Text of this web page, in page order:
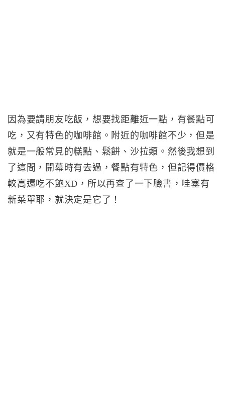
因為要請朋友吃飯，想要找距離近一點，有餐點可
吃，又有特色的咖啡館。附近的咖啡館不少，但是
就是一般常見的糕點、鬆餅、沙拉類。然後我想到
了這間，開幕時有去過，餐點有特色，但記得價格
較高還吃不飽XD，所以再查了一下臉書，哇塞有
新菜單耶，就決定是它了！